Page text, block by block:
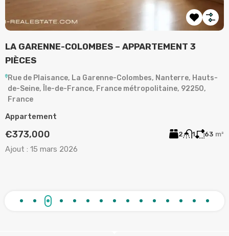
LA GARENNE-COLOMBES – APPARTEMENT 3
PIÈCES
Rue de Plaisance, La Garenne-Colombes, Nanterre, Hauts-
de-Seine, Île-de-France, France métropolitaine, 92250,
France
Appartement
€373,000 2 1 63 m²
Ajout : 15 mars 2026